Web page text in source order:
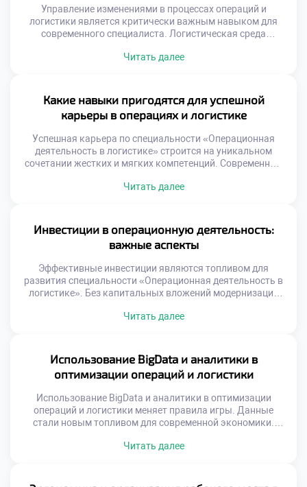
Управление изменениями в процессах операций и
логистики является критически важным навыком для
современного специалиста. Логистическая среда
Статичные процессы быстро теряют эффективность и
должны понимать, что перемены — это норма профессии.
Многие реформы терпят неудачу из-за человеческого
фактора. Техническая безупречность решения не […]
Читать далее
Какие навыки пригодятся для успешной
карьеры в операциях и логистике
Успешная карьера по специальности «Операционная
деятельность в логистике» строится на уникальном
сочетании жестких и мягких компетенций. Современный
адаптивности к изменениям. Работодатели ценят
технической сферой деятельности человека. Управление
потоками требует развитого эмоционального интеллекта
и коммуникации. Баланс аналитики и человечности […]
Читать далее
Инвестиции в операционную деятельность:
важные аспекты
Эффективные инвестиции являются топливом для
развития специальности «Операционная деятельность в
логистике». Без капитальных вложений модернизация
быть целевым, обоснованным и стратегически
операций критически важно для специалиста.
Современная логистика требует значительных средств на
технологии и инфраструктуру. Конкуренция заставляет
Читать далее
Использование BigData и аналитики в
оптимизации операций и логистики
Использование BigData и аналитики в оптимизации
операций и логистики меняет правила игры. Данные
стали новым топливом для современной экономики.
расчетам. Решения принимаются на основе фактов, а не
инструментами работы с информацией. Аналитическая
Читать далее